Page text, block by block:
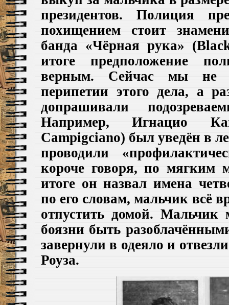
президентов.Полиция
похищением стоит
банда «Чёрная рука»
итоге предположение
верным. Сейчас мы не
перипетии этого дела, а
допрашивали
Например, Игнацио
Campigciano) был уведён в
проводили
короче говоря, по мягким
итоге он назвал имена
по его словам, мальчик всё
отпустить домой.
боязни быть
завернули в одеяло и
Роуза.